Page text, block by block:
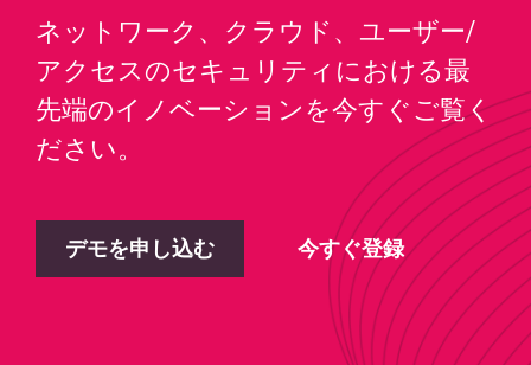
ネットワーク、クラウド、ユーザー/
アクセスのセキュリティにおける最
先端のイノベーションを今すぐご覧く
ださい。
デモを申し込む 今すぐ登録